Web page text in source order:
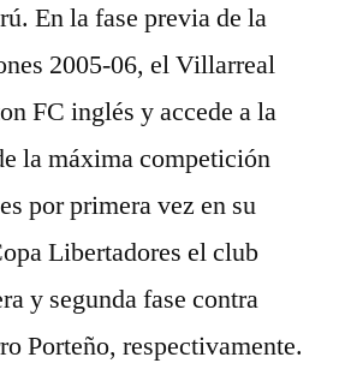
En la fase previa de la
2005-06, el Villarreal
FC inglés y accede a la
la máxima competición
por primera vez en su
Libertadores el club
y segunda fase contra
Porteño, respectivamente.